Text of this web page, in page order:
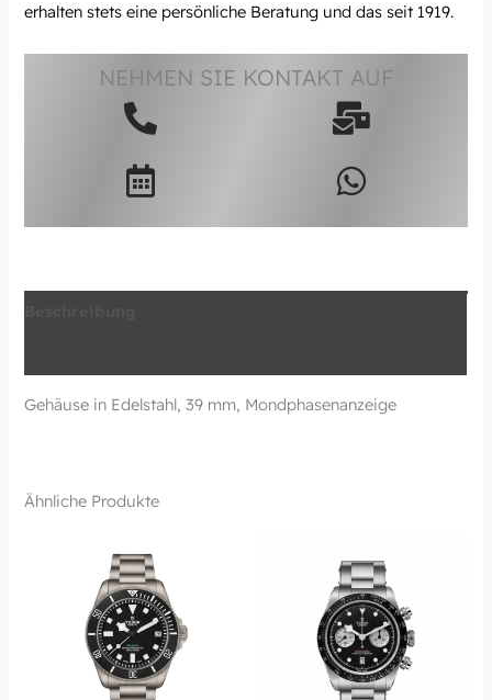
erhalten stets eine persönliche Beratung und das seit 1919.
NEHMEN SIE KONTAKT AUF
Gehäuse in Edelstahl, 39 mm, Mondphasenanzeige
Ähnliche Produkte